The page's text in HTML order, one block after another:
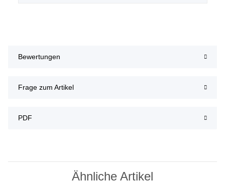
Bewertungen
Frage zum Artikel
PDF
Ähnliche Artikel